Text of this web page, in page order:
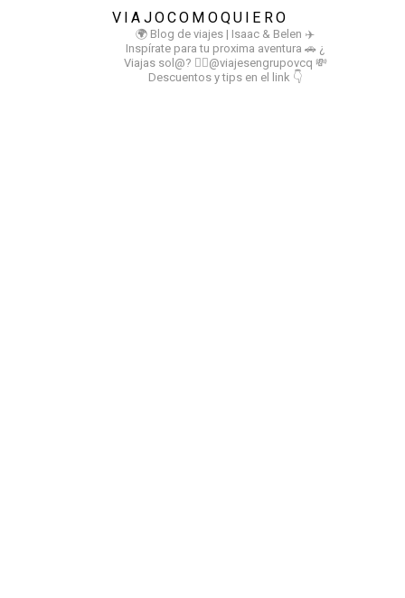
VIAJOCOMOQUIERO
🌍 Blog de viajes | Isaac & Belen ✈️
Inspírate para tu proxima aventura 🚗 ¿
Viajas sol@? 👉🏻@viajesengrupovcq 💸
Descuentos y tips en el link 👇